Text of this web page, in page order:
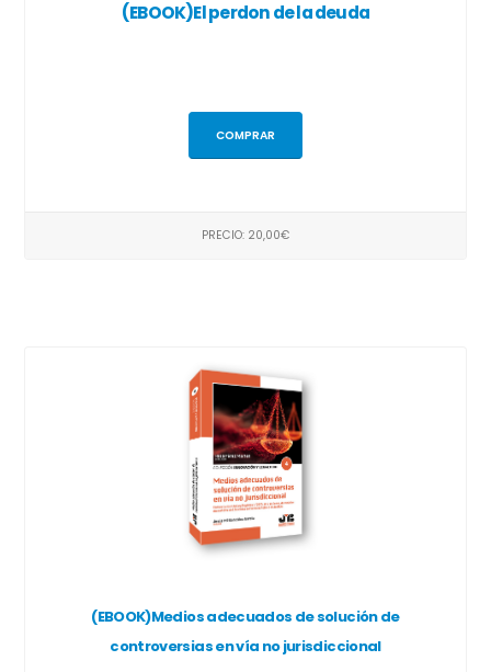
(EBOOK)El perdon de la deuda
COMPRAR
PRECIO: 20,00€
(EBOOK)Medios adecuados de solución de
controversias en vía no jurisdiccional